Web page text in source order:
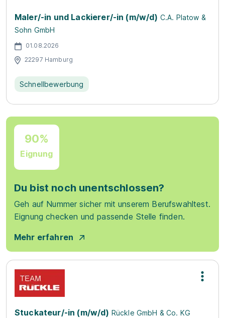
Maler/-in und Lackierer/-in (m/w/d) C.A. Platow &
Sohn GmbH
01.08.2026
22297 Hamburg
Schnellbewerbung
90%
Eignung
Du bist noch unentschlossen?
Geh auf Nummer sicher mit unserem Berufswahltest.
Eignung checken und passende Stelle finden.
Mehr erfahren
Stuckateur/-in (m/w/d) Rückle GmbH & Co. KG